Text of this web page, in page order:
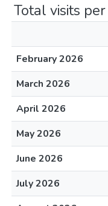
Total visits
February 2026
March 2026
April 2026
May 2026
June 2026
July 2026